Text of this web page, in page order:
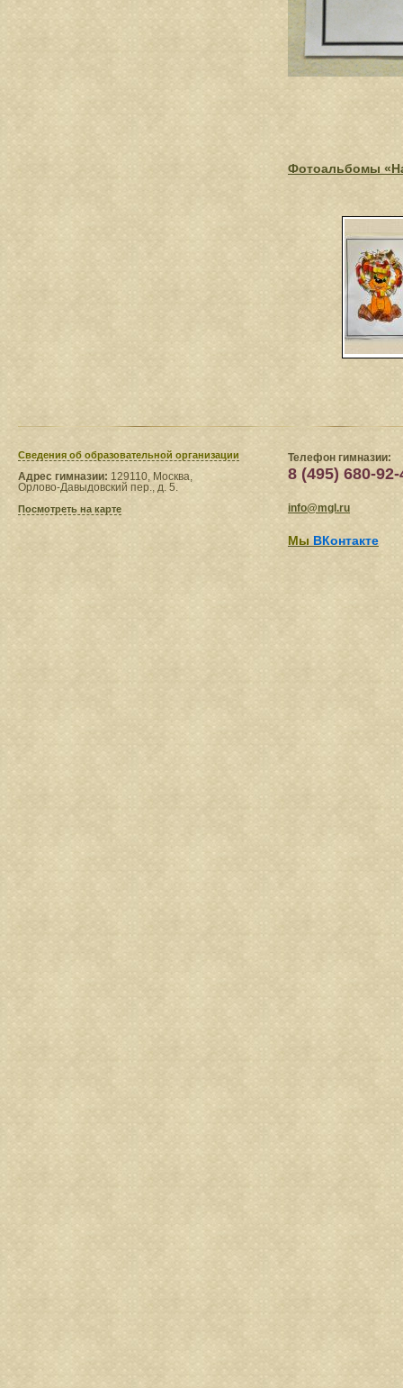
Фотоальбомы
Сведения​ об образовательной организации
Адрес гимназии: 129110, Москва,
Орлово-Давыдовский пер., д. 5.
Посмотреть на карте
Телефон гимназии:
8 (495) 680-92-
info@mgl.ru
Мы ВКонтакте